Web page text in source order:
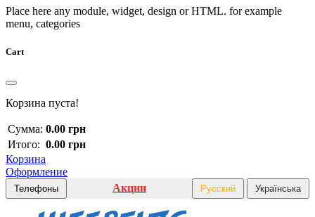
Place here any module, widget, design or HTML. for example
menu, categories
Cart
Корзина пуста!
Сумма: 0.00 грн
Итого: 0.00 грн
Корзина
Оформление
Телефоны Акции Русский Українська